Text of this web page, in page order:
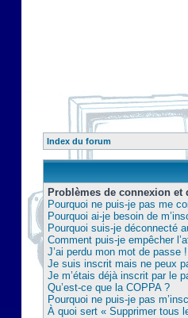
Index du forum
Problèmes de connexion et
Pourquoi ne puis-je pas me
Pourquoi ai-je besoin de
Pourquoi suis-je déconnecté
Comment puis-je empêcher
J’ai perdu mon mot de passe !
Je suis inscrit mais ne peux
Je m’étais déjà inscrit par le
Qu’est-ce que la COPPA ?
Pourquoi ne puis-je pas
À quoi sert « Supprimer tous